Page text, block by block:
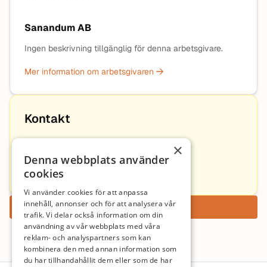
Sanandum AB
Ingen beskrivning tillgänglig för denna arbetsgivare.
Mer information om arbetsgivaren
Kontakt
Pontus Mattsson
Pontus@sanandum.se
Ansök nu
×
Denna webbplats använder
cookies
Vi använder cookies för att anpassa
innehåll, annonser och för att analysera vår
trafik. Vi delar också information om din
användning av vår webbplats med våra
reklam- och analyspartners som kan
kombinera den med annan information som
du har tillhandahållit dem eller som de har